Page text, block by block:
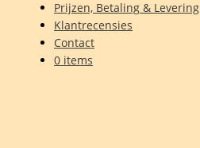
Prijzen, Betaling & Levering
Klantrecensies
Contact
0 items